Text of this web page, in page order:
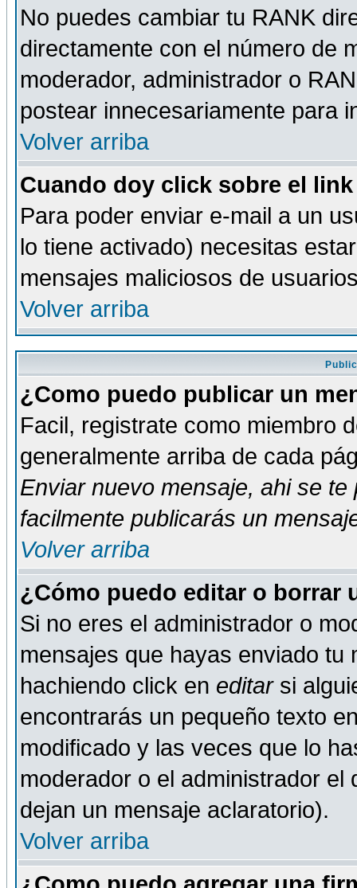
No puedes cambiar tu RANK
directamente con el número de
moderador, administrador o
postear innecesariamente para
Volver arriba
Cuando doy click sobre el
Para poder enviar e-mail a un
lo tiene activado) necesitas
mensajes maliciosos de
Volver arriba
¿Como puedo publicar un
Facil, registrate como miembro
generalmente arriba de cada
Enviar nuevo mensaje, ahi se te
facilmente publicarás un
Volver arriba
¿Cómo puedo editar o borrar
Si no eres el administrador o
mensajes que hayas enviado tu
hachiendo click en editarsi
encontrarás un pequeño texto
modificado y las veces que lo
moderador o el administrador
dejan un mensaje aclaratorio).
Volver arriba